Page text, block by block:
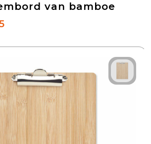
van bamboe